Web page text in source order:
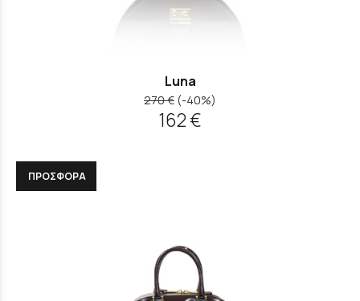
Luna
270 € (-40%)
162 €
ΠΡΟΣΦΟΡΑ